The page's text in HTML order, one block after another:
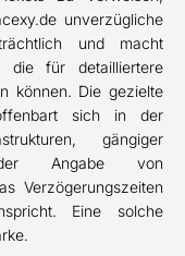
unverzügliche
und macht
die für detailliertere
können. Die gezielte
sich in der
gängiger
der Angabe von
Verzögerungszeiten
Eine solche